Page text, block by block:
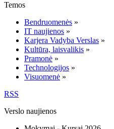
Temos
Bendruomenės »
IT naujienos »
Karjera Vadyba Verslas »
Kultūra, laisvalikis »
Pramonė »
Technologijos »
Visuomenė »
RSS
Verslo naujienos